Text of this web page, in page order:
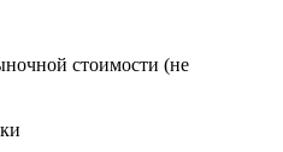
стоимости (не